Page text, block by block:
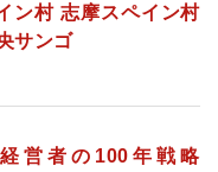
ン村 志摩スペイン村
サンゴ
営者の100年戦略